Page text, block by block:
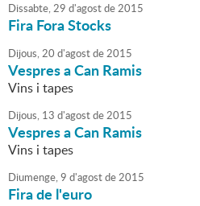
Dissabte,29 d'agostde2015
Fira Fora Stocks
Dijous,20 d'agostde2015
Vespres a Can Ramis
Vins i tapes
Dijous, 13 d'agostde2015
Vespres a Can Ramis
Vins i tapes
Diumenge,9 d'agostde2015
Fira de l'euro